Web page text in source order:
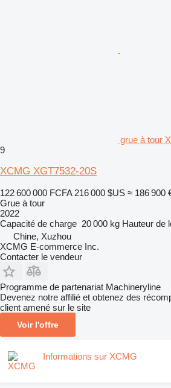
grue à tour
9
XCMG XGT7532-20S
122 600 000 FCFA 216 000 $US ≈ 186 900
Grue à tour
2022
Capacité de charge 20 000 kg Hauteur de
Chine, Xuzhou
XCMG E-commerce Inc.
Contacter le vendeur
Programme de partenariat Machineryline
Devenez notre affilié et obtenez des
client amené sur le site
Voir l'offre
Informations sur XCMG